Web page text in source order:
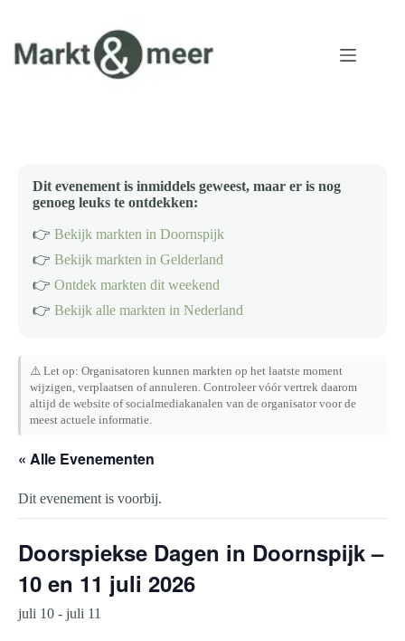
inhoud
Dit evenement is inmiddels geweest, maar er is nog
genoeg leuks te ontdekken:
👉 Bekijk markten in Doornspijk
👉 Bekijk markten in Gelderland
👉 Ontdek markten dit weekend
👉 Bekijk alle markten in Nederland
⚠️ Let op: Organisatoren kunnen markten op het laatste moment
wijzigen, verplaatsen of annuleren. Controleer vóór vertrek daarom
altijd de website of socialmediakanalen van de organisator voor de
meest actuele informatie.
« Alle Evenementen
Dit evenement is voorbij.
Doorspiekse Dagen in Doornspijk –
10 en 11 juli 2026
juli 10 - juli 11